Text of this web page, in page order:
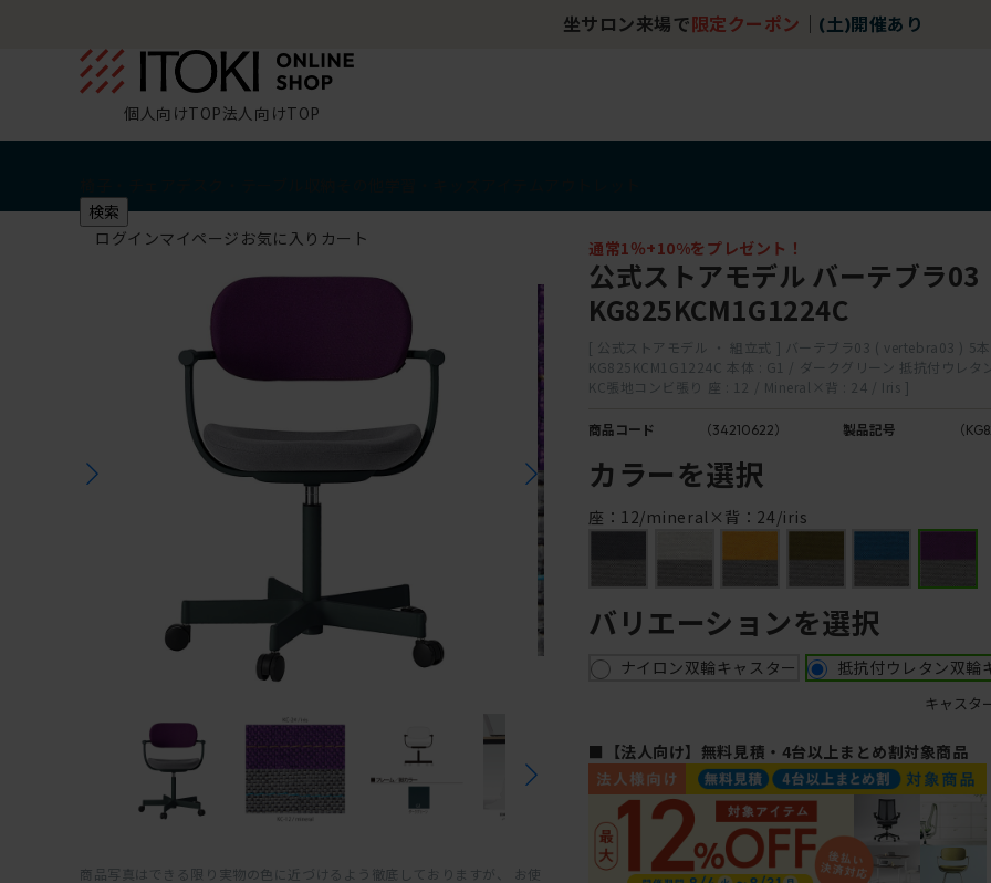
坐サロン来場で 限定クーポン (土)開催あり
個人向けTOP法人向けTOP
検索
ログインマイページ お気に入り カート
商品写真はできる限り実物の色に近づけるよう徹底しておりますが、 お使
通常1％+10%をプレゼント！
公式ストアモデル バーテブラ03
KG825KCM1G1224C
[ 公式ストアモデル ・ 組立式 ] バーテブラ03 ( vertebra03 ) 5
KG825KCM1G1224C 本体 : G1 / ダークグリーン 抵抗付ウレタ
KC張地コンビ張り 座 : 12 / Mineral×背 : 24 / Iris ]
商品コード （34210622） 製品記号 （
カラーを選択
座：12/mineral×背：24/iris
バリエーションを選択
ナイロン双輪キャスター 抵抗付ウレタン双輪
キャスタ
■【法人向け】無料見積・4台以上まとめ割対象商品